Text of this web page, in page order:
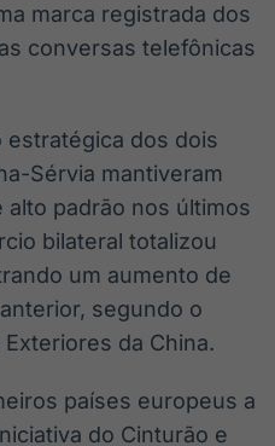
marca registrada dos
conversas telefônicas
estratégica dos dois
Sérvia mantiveram
padrão nos últimos
bilateral totalizou
um aumento de
segundo o
da China.
países europeus a
do Cinturão e